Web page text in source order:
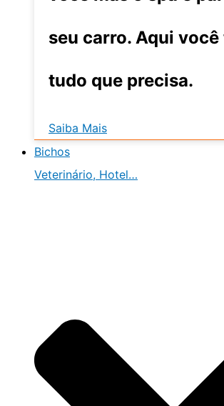
seu carro. Aqui você
tudo que precisa.
Saiba Mais
Bichos
Veterinário, Hotel…